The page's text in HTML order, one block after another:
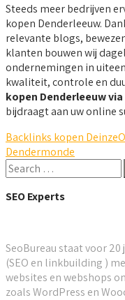
Steeds meer bedrijven
kopen Denderleeuw.
relevante blogs,
klanten bouwen wij
ondernemingen in
kwaliteit, controle en
kopen Denderleeuw
bijdraagt aan uw online
Backlinks kopen Deinze
Dendermonde
SEO Experts
SeoBureau staat voor
(SEO en linkbuilding )
websites en webshops
zoals WordPress en